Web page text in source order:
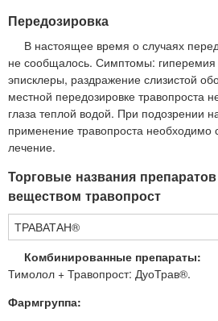
Передозировка
В настоящее время о случаях
не сообщалось. Симптомы:
эписклеры, раздражение слизистой
местной передозировке травопроста
глаза теплой водой. При подозрении
применение травопроста необходимо
лечение.
Торговые названия
веществом травопрост
ТРАВАТАН®
Комбинированные препараты:
Тимолол + Травопрост: ДуоТрав®.
Фармгруппа: